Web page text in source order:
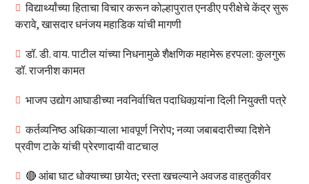
विद्यार्थ्यांच्या हिताचा विचार करून कोल्हापुरात एनडीए परीक्षेचे केंद्र सुरू
करावे, खासदार धनंजय महाडिक यांची मागणी
डॉ. डी. वाय. पाटील यांच्या निधनामुळे शैक्षणिक महामेरू हरपला: कुलगुरू
डॉ. राजनीश कामत
भाजप उद्योग आघाडीच्या नवनिर्वाचित पदाधिकार्‍यांना दिली नियुक्ती पत्रे
कर्तव्यनिष्ठ अधिकाऱ्याला भावपूर्ण निरोप; नव्या जबाबदारीच्या दिशेने
प्रवीण टाके यांची प्रेरणादायी वाटचाल़
🔴 आंबा घाट धोक्याच्या छायेत; रस्ता खचल्याने अवजड वाहतुकीवर